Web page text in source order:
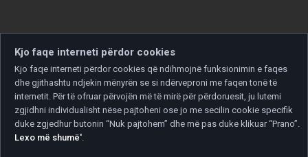
Copyright © 2026 Developed by
Kjo faqe interneti përdor cookies
Kjo faqe interneti përdor cookies që ndihmojnë funksionimin e faqes
dhe gjithashtu ndjekin mënyrën se si ndërveproni me faqen tonë të
internetit. Për të ofruar përvojën më të mirë për përdoruesit, ju lutemi
zgjidhni individualisht nëse pajtoheni ose jo me secilin cookie specifik
duke zgjedhur butonin “Nuk pajtohem” dhe më pas duke klikuar “Prano”.
Lexo më shumë'.